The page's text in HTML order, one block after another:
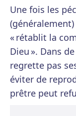
Une fois les
« rétablit la
Dieu ». Dans
regrette pas
éviter de
prêtre peut